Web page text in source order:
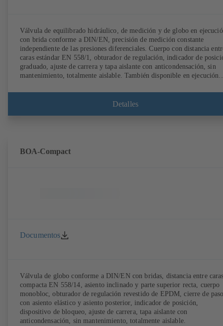
Válvula de equilibrado hidráulico, de medición y de globo en
con brida conforme a DIN/EN, precisión de medición constante
independiente de las presiones diferenciales. Cuerpo con distancia
caras estándar EN 558/1, obturador de regulación, indicador de
graduado, ajuste de carrera y tapa aislante con anticondensación, sin
mantenimiento, totalmente aislable. También disponible en ejecución
electrostático (EKB). Con sistema de sensores de ultrasonidos, sin
contacto con el fluido. Monitorización estacionaria con BOATRONIC
temperatura mediante el ordenador de medición BOATRONIC 100
(batería).
Detalles
BOA-Compact
Documentos
Válvula de globo conforme a DIN/EN con bridas, distancia entre
compacta EN 558/14, asiento inclinado y parte superior recta, cuerpo
monobloc, obturador de regulación revestido de EPDM, cierre de
con asiento elástico y asiento posterior, indicador de posición,
dispositivo de bloqueo, ajuste de carrera, tapa aislante con
anticondensación, sin mantenimiento, totalmente aislable.